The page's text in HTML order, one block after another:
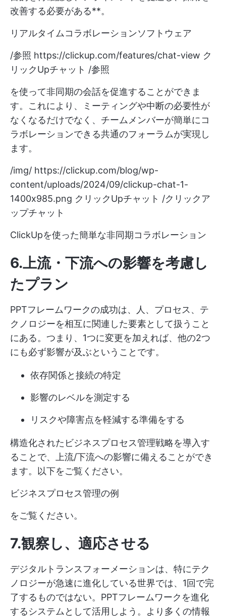
改善する必要がある**。
リアルタイムコラボレーションソフトウェア
/参照 https://clickup.com/features/chat-view ク
リックUpチャット /参照
を使って非同期の会話を促進することができま
す。これにより、ミーティングや中断の必要性が
なくなるだけでなく、チームメンバーが簡単にコ
ラボレーションできる共通のフォーラムが実現し
ます。
/img/ https://clickup.com/blog/wp-
content/uploads/2024/09/clickup-chat-1-
1400x985.png クリックUpチャット /クリックア
ップチャット
ClickUpを使った簡単な非同期コラボレーション
6.上流・下流への影響を考慮し
たプラン
PPTフレームワークの成功は、人、プロセス、テ
クノロジーを相互に関連した要素として扱うこと
にある。つまり、1つに変更を加えれば、他の2つ
にも必ず影響が及ぶということです。
依存関係と接続の特定
影響のレベルを測定する
リスクや障害点を軽減する準備をする
構造化されたビジネスプロセス管理戦略を導入す
ることで、上流/下流への影響に備えることができ
ます。以下をご覧ください。
ビジネスプロセス管理の例
をご覧ください。
7.観察し、適応させる
デジタルトランスフォーメーションは、特にテク
ノロジーが急速に進化している世界では、1回で完
了するものではない。PPTフレームワークを進化
するシステムとして活用しよう。より多くの情報